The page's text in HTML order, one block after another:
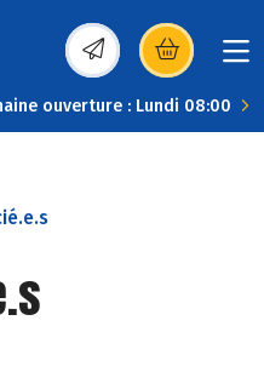
(s’ouvre dans une
ouverture : Lundi 08:00